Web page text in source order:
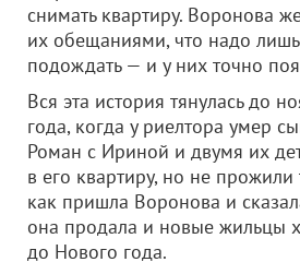
снимать квартиру. Воронова
их обещаниями, что надо
подождать — и у них точно
Вся эта история тянулась до
года, когда у риелтора умер
Роман с Ириной и двумя их
в его квартиру, но не
как пришла Воронова и
она продала и новые жильцы
до Нового года.